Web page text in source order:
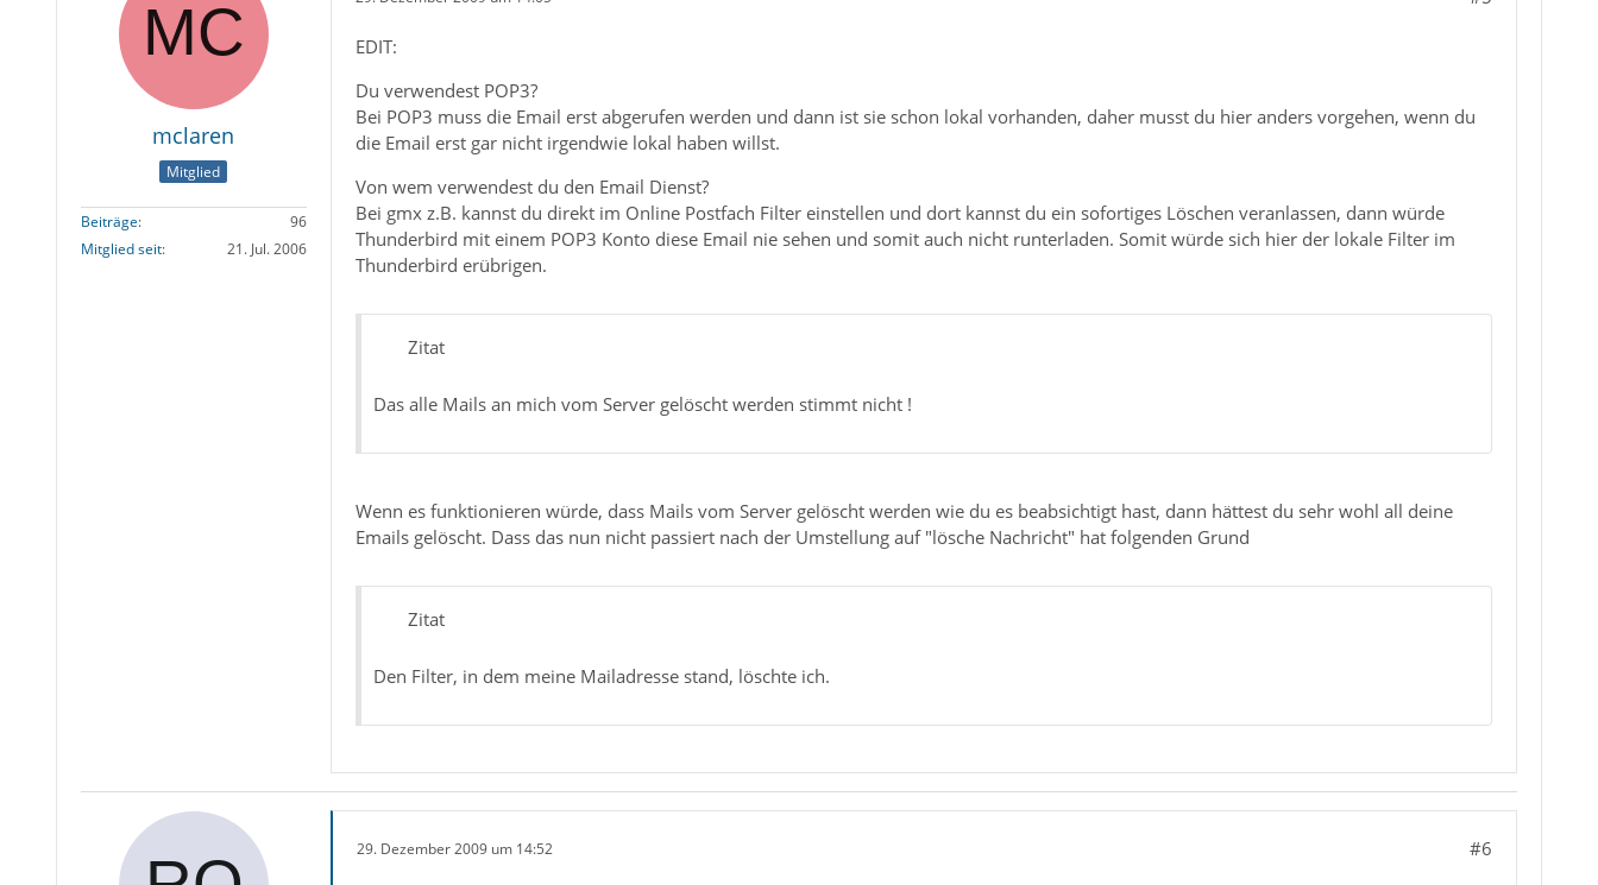
mclaren
Mitglied
Beiträge
96
Mitglied seit
21. Jul. 2006
EDIT:
Du verwendest POP3?
Bei POP3 muss die Email erst abgerufen werden und dann ist sie schon lokal vorhanden, daher musst du hier anders vorgehen, wenn du
die Email erst gar nicht irgendwie lokal haben willst.
Von wem verwendest du den Email Dienst?
Bei gmx z.B. kannst du direkt im Online Postfach Filter einstellen und dort kannst du ein sofortiges Löschen veranlassen, dann würde
Thunderbird mit einem POP3 Konto diese Email nie sehen und somit auch nicht runterladen. Somit würde sich hier der lokale Filter im
Thunderbird erübrigen.
Zitat
Das alle Mails an mich vom Server gelöscht werden stimmt nicht !
Wenn es funktionieren würde, dass Mails vom Server gelöscht werden wie du es beabsichtigt hast, dann hättest du sehr wohl all deine
Emails gelöscht. Dass das nun nicht passiert nach der Umstellung auf "lösche Nachricht" hat folgenden Grund
Zitat
Den Filter, in dem meine Mailadresse stand, löschte ich.
29. Dezember 2009 um 14:52 #6